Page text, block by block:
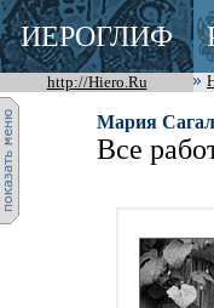
ИЕРОГЛИФ
http://Hiero.Ru
Мария
Все